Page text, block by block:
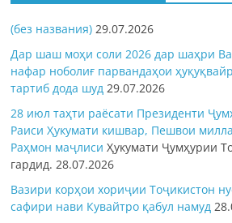
(без названия) 29.07.2026
Дар шаш моҳи соли 2026 дар шаҳри
нафар ноболиғ парвандаҳои
тартиб дода шуд 29.07.2026
28 июл таҳти раёсати Президенти
Раиси Ҳукумати кишвар, Пешвои
Раҳмон маҷлисиҲукумати Ҷумҳурии
гардид.28.07.2026
Вазири корҳои хориҷии Тоҷикистон
сафири нави Кувайтро қабул намуд